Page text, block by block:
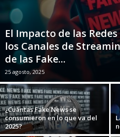
El Impacto de las
los Canales de
de las Fake...
25 agosto, 2025
¿Cuántas Fake News se
consumieron en lo que va del
2025?